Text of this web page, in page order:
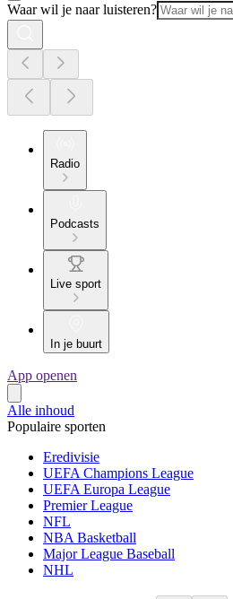
Waar wil je naar luisteren?
Radio
Podcasts
Live sport
In je buurt
App openen
Alle inhoud
Populaire sporten
Eredivisie
UEFA Champions League
UEFA Europa League
Premier League
NFL
NBA Basketball
Major League Baseball
NHL